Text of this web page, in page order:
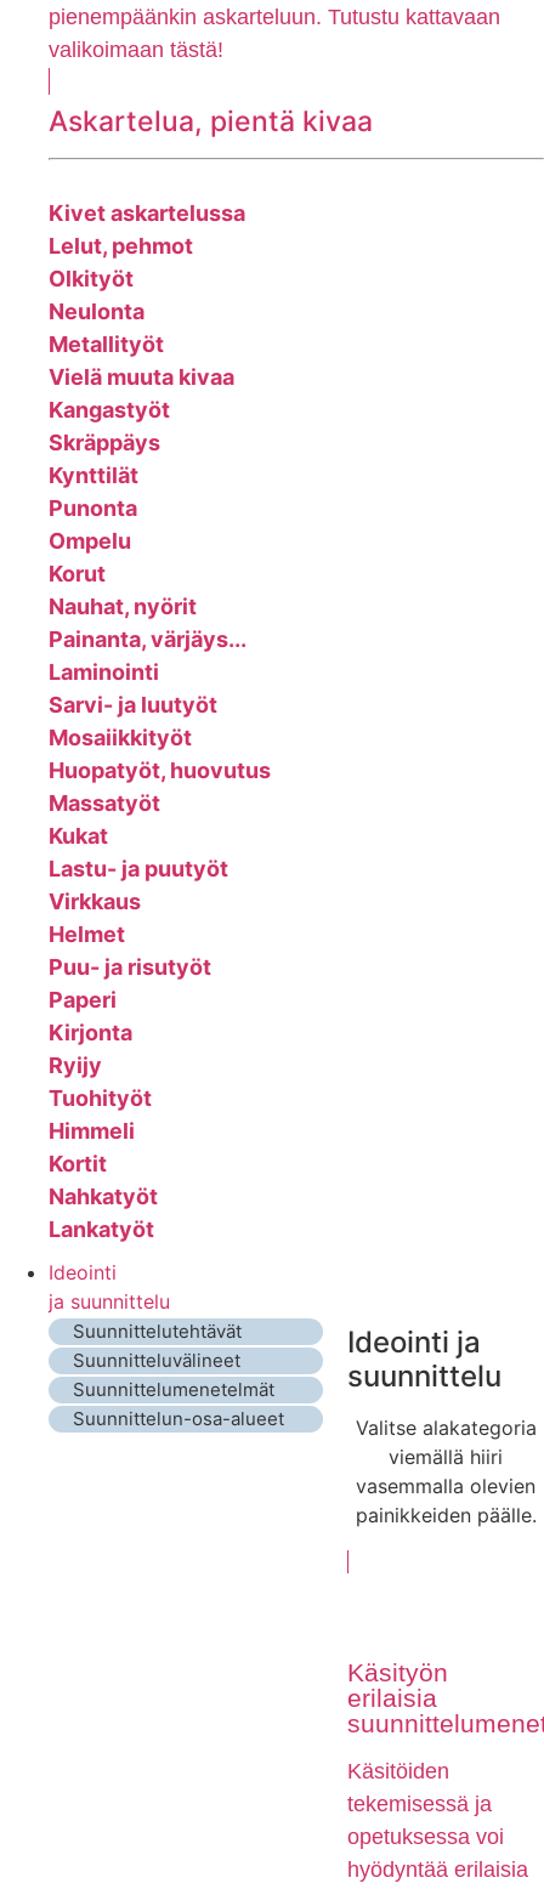
pienempäänkin askarteluun. Tutustu kattavaan
valikoimaan tästä!
Askartelua, pientä kivaa
Kivet askartelussa
Lelut, pehmot
Olkityöt
Neulonta
Metallityöt
Vielä muuta kivaa
Kangastyöt
Skräppäys
Kynttilät
Punonta
Ompelu
Korut
Nauhat, nyörit
Painanta, värjäys...
Laminointi
Sarvi- ja luutyöt
Mosaiikkityöt
Huopatyöt, huovutus
Massatyöt
Kukat
Lastu- ja puutyöt
Virkkaus
Helmet
Puu- ja risutyöt
Paperi
Kirjonta
Ryijy
Tuohityöt
Himmeli
Kortit
Nahkatyöt
Lankatyöt
Ideointi
ja suunnittelu
Suunnittelutehtävät
Suunnitteluvälineet
Suunnittelumenetelmät
Suunnittelun-osa-alueet
Ideointi ja
suunnittelu
Valitse alakategoria
viemällä hiiri
vasemmalla olevien
painikkeiden päälle.
Käsityön
erilaisia
Käsitöiden
tekemisessä ja
opetuksessa voi
hyödyntää erilaisia